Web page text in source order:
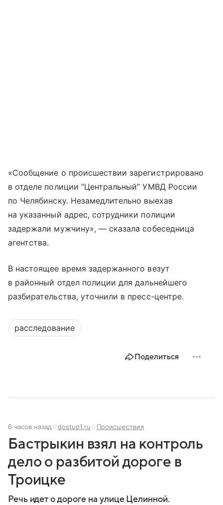
«Сообщение о происшествии зарегистрировано
в отделе полиции “Центральный” УМВД России
по Челябинску. Незамедлительно выехав
на указанный адрес, сотрудники полиции
задержали мужчину», — сказала собеседница
агентства.
В настоящее время задержанного везут
в районный отдел полиции для дальнейшего
разбирательства, уточнили в пресс-центре.
расследование
Поделиться
6 часов назад dostup1.ru Происшествия
Бастрыкин взял на контроль
дело о разбитой дороге в
Троицке
Речь идет о дороге на улице Целинной.